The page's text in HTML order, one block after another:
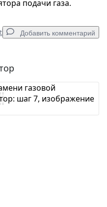
подачи газа.
Добавить комментарий